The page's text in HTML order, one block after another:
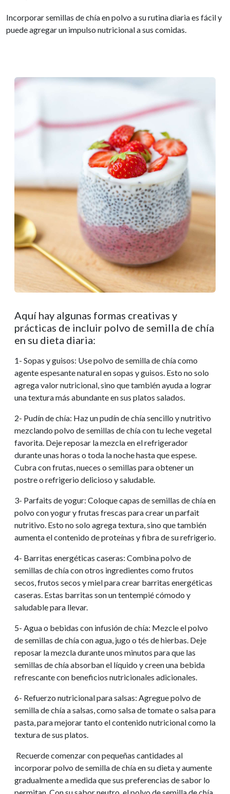
Incorporar semillas de chía en polvo a su rutina diaria es fácil y
puede agregar un impulso nutricional a sus comidas.
Aquí hay algunas formas creativas y
prácticas de incluir polvo de semilla de chía
en su dieta diaria:
1- Sopas y guisos: Use polvo de semilla de chía como
agente espesante natural en sopas y guisos. Esto no solo
agrega valor nutricional, sino que también ayuda a lograr
una textura más abundante en sus platos salados.
2- Pudín de chía: Haz un pudín de chía sencillo y nutritivo
mezclando polvo de semillas de chía con tu leche vegetal
favorita. Deje reposar la mezcla en el refrigerador
durante unas horas o toda la noche hasta que espese.
Cubra con frutas, nueces o semillas para obtener un
postre o refrigerio delicioso y saludable.
3- Parfaits de yogur: Coloque capas de semillas de chía en
polvo con yogur y frutas frescas para crear un parfait
nutritivo. Esto no solo agrega textura, sino que también
aumenta el contenido de proteínas y fibra de su refrigerio.
4- Barritas energéticas caseras: Combina polvo de
semillas de chía con otros ingredientes como frutos
secos, frutos secos y miel para crear barritas energéticas
caseras. Estas barritas son un tentempié cómodo y
saludable para llevar.
5- Agua o bebidas con infusión de chía: Mezcle el polvo
de semillas de chía con agua, jugo o tés de hierbas. Deje
reposar la mezcla durante unos minutos para que las
semillas de chía absorban el líquido y creen una bebida
refrescante con beneficios nutricionales adicionales.
6- Refuerzo nutricional para salsas: Agregue polvo de
semilla de chía a salsas, como salsa de tomate o salsa para
pasta, para mejorar tanto el contenido nutricional como la
textura de sus platos.
Recuerde comenzar con pequeñas cantidades al
incorporar polvo de semilla de chía en su dieta y aumente
gradualmente a medida que sus preferencias de sabor lo
permitan. Con su sabor neutro, el polvo de semilla de chía